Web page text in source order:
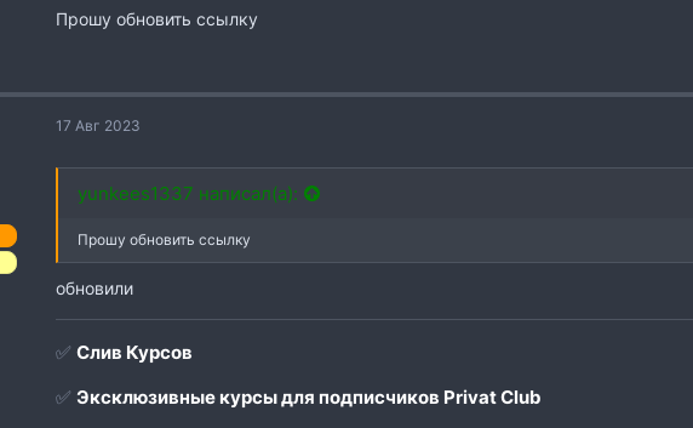
и
Прошу обновить ссылку
17 Авг 2023
yunkees1337 написал(а):
Прошу обновить ссылку
обновили
✅ Слив Курсов
✅ Эксклюзивные курсы для подписчиков Privat Club